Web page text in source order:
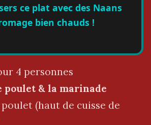
ce plat avec des Naans
bien chauds !
4 personnes
poulet & la marinade
poulet (haut de cuisse de